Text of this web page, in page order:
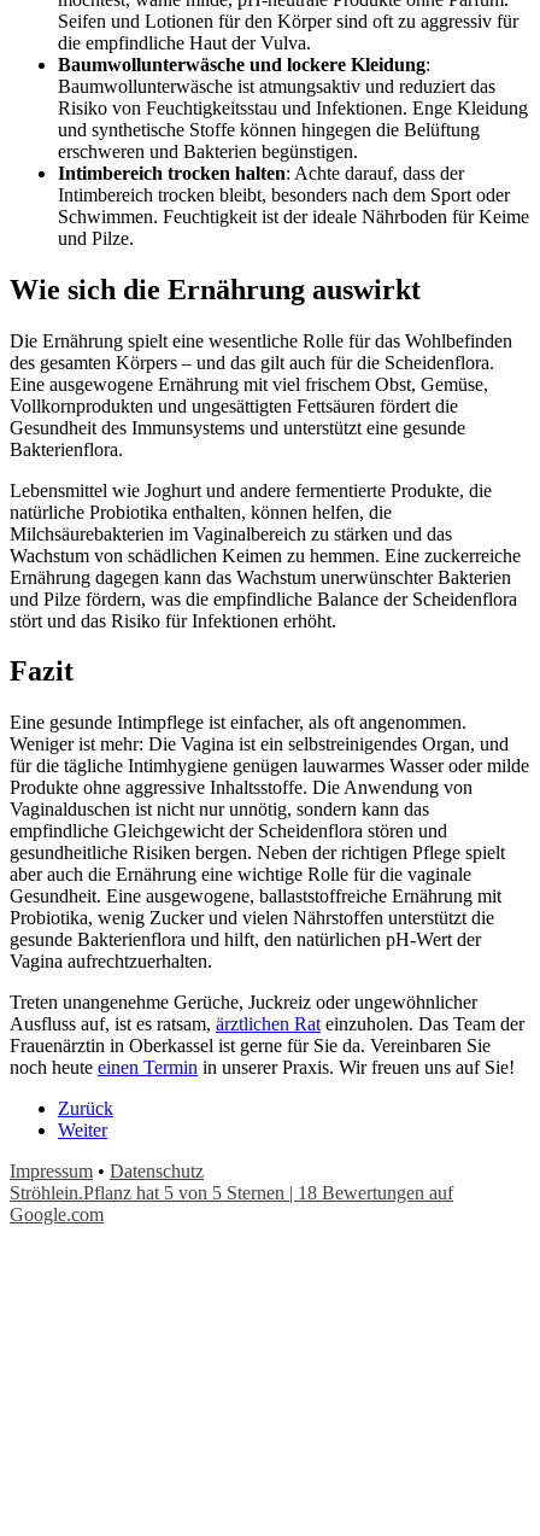
Seifen und Lotionen für den Körper sind oft zu aggressiv für
die empfindliche Haut der Vulva.
Baumwollunterwäsche und lockere Kleidung:
Baumwollunterwäsche ist atmungsaktiv und reduziert das
Risiko von Feuchtigkeitsstau und Infektionen. Enge Kleidung
und synthetische Stoffe können hingegen die Belüftung
erschweren und Bakterien begünstigen.
Intimbereich trocken halten: Achte darauf, dass der
Intimbereich trocken bleibt, besonders nach dem Sport oder
Schwimmen. Feuchtigkeit ist der ideale Nährboden für Keime
und Pilze.
Wie sich die Ernährung auswirkt
Die Ernährung spielt eine wesentliche Rolle für das Wohlbefinden
des gesamten Körpers – und das gilt auch für die Scheidenflora.
Eine ausgewogene Ernährung mit viel frischem Obst, Gemüse,
Vollkornprodukten und ungesättigten Fettsäuren fördert die
Gesundheit des Immunsystems und unterstützt eine gesunde
Bakterienflora.
Lebensmittel wie Joghurt und andere fermentierte Produkte, die
natürliche Probiotika enthalten, können helfen, die
Milchsäurebakterien im Vaginalbereich zu stärken und das
Wachstum von schädlichen Keimen zu hemmen. Eine zuckerreiche
Ernährung dagegen kann das Wachstum unerwünschter Bakterien
und Pilze fördern, was die empfindliche Balance der Scheidenflora
stört und das Risiko für Infektionen erhöht.
Fazit
Eine gesunde Intimpflege ist einfacher, als oft angenommen.
Weniger ist mehr: Die Vagina ist ein selbstreinigendes Organ, und
für die tägliche Intimhygiene genügen lauwarmes Wasser oder milde
Produkte ohne aggressive Inhaltsstoffe. Die Anwendung von
Vaginalduschen ist nicht nur unnötig, sondern kann das
empfindliche Gleichgewicht der Scheidenflora stören und
gesundheitliche Risiken bergen. Neben der richtigen Pflege spielt
aber auch die Ernährung eine wichtige Rolle für die vaginale
Gesundheit. Eine ausgewogene, ballaststoffreiche Ernährung mit
Probiotika, wenig Zucker und vielen Nährstoffen unterstützt die
gesunde Bakterienflora und hilft, den natürlichen pH-Wert der
Vagina aufrechtzuerhalten.
Treten unangenehme Gerüche, Juckreiz oder ungewöhnlicher
Ausfluss auf, ist es ratsam, ärztlichen Rat einzuholen. Das Team der
Frauenärztin in Oberkassel ist gerne für Sie da. Vereinbaren Sie
noch heute einen Termin in unserer Praxis. Wir freuen uns auf Sie!
Zurück
Weiter
Impressum • Datenschutz
Ströhlein.Pflanz hat 5 von 5 Sternen | 18 Bewertungen auf
Google.com